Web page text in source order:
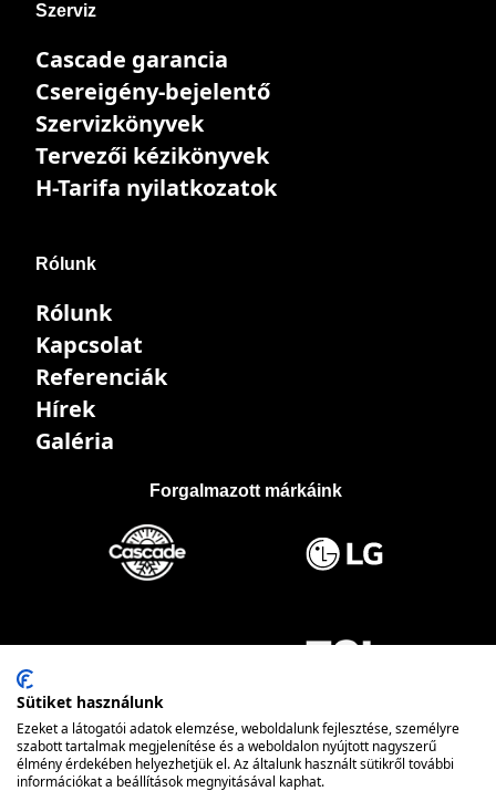
Szerviz
Cascade garancia
Csereigény-bejelentő
Szervizkönyvek
Tervezői kézikönyvek
H-Tarifa nyilatkozatok
Rólunk
Rólunk
Kapcsolat
Referenciák
Hírek
Galéria
Forgalmazott márkáink
Sütiket használunk
Ezeket a látogatói adatok elemzése, weboldalunk fejlesztése, személyre
szabott tartalmak megjelenítése és a weboldalon nyújtott nagyszerű
élmény érdekében helyezhetjük el. Az általunk használt sütikről további
információkat a beállítások megnyitásával kaphat.